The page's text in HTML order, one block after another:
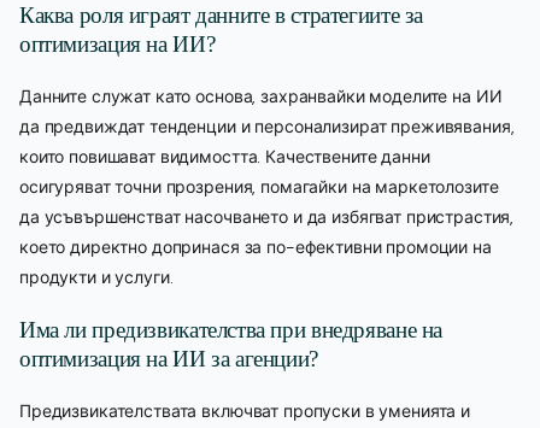
Каква роля играят данните в стратегиите за
оптимизация на ИИ?
Данните служат като основа, захранвайки моделите на ИИ
да предвиждат тенденции и персонализират преживявания,
които повишават видимостта. Качествените данни
осигуряват точни прозрения, помагайки на маркетолозите
да усъвършенстват насочването и да избягват пристрастия,
което директно допринася за по-ефективни промоции на
продукти и услуги.
Има ли предизвикателства при внедряване на
оптимизация на ИИ за агенции?
Предизвикателствата включват пропуски в уменията и